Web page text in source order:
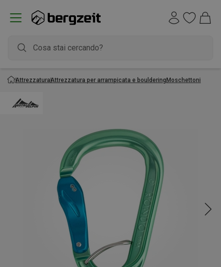
AttrezzaturaAttrezzatura per arrampicata e boulderingMoschettoni